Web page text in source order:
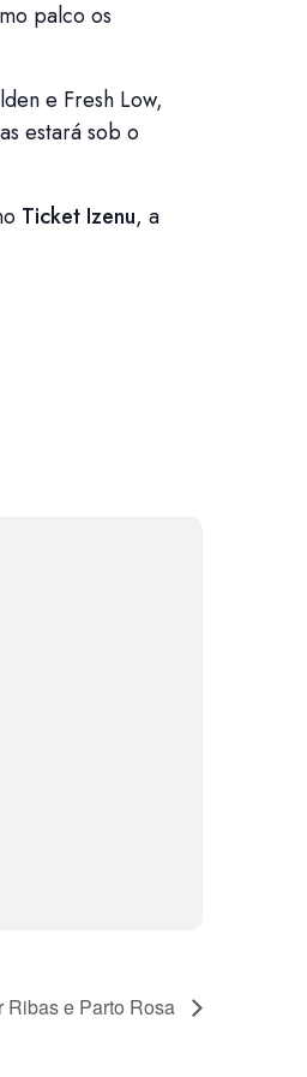
palco os
e Fresh Low,
estará sob o
Ticket Izenu, a
Ribas e Parto Rosa